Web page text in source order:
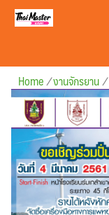
Home/งานจักรยาน/